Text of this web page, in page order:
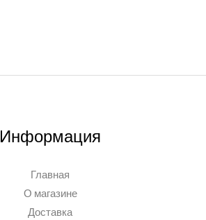
Информация
Главная
О магазине
Доставка